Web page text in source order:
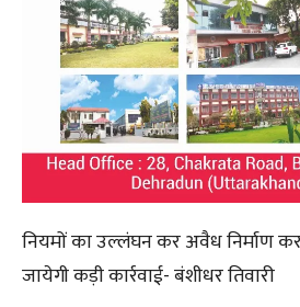
नियमों का उल्लंघन कर अवैध निर्माण
जायेगी कड़ी कार्रवाई- बंशीधर तिवारी